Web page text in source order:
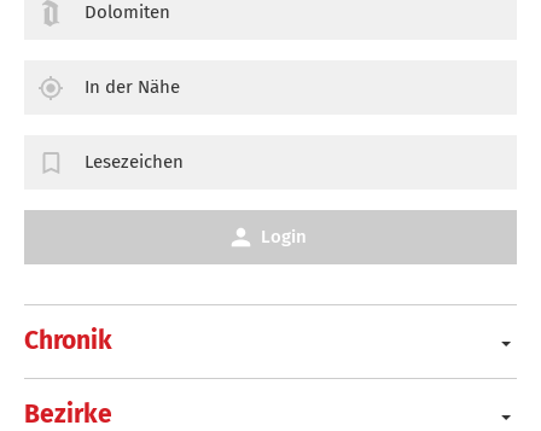
Chronik
Bezirke
Dolomiten
In der Nähe
Lesezeichen
Login